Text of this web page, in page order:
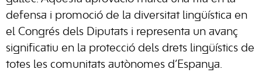
defensa i promoció de la diversitat lingüística en
el Congrés dels Diputats i representa un avanç
significatiu en la protecció dels drets lingüístics de
totes les comunitats autònomes d’Espanya.